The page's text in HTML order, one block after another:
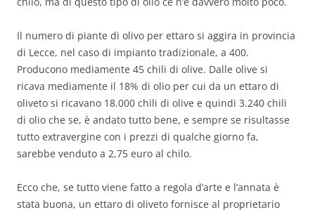
Il numero di piante di olivo per ettaro si aggira in provincia
di Lecce, nel caso di impianto tradizionale, a 400.
Producono mediamente 45 chili di olive. Dalle olive si
ricava mediamente il 18% di olio per cui da un ettaro di
oliveto si ricavano 18.000 chili di olive e quindi 3.240 chili
di olio che se, è andato tutto bene, e sempre se risultasse
tutto extravergine con i prezzi di qualche giorno fa,
sarebbe venduto a 2,75 euro al chilo.
Ecco che, se tutto viene fatto a regola d’arte e l’annata è
stata buona, un ettaro di oliveto fornisce al proprietario